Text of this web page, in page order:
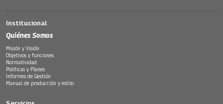
Institucional
Quiénes Somos
Misión y Visión
Objetivos y funciones
Normatividad
Políticas y Planes
Informes de Gestión
Manual de producción y estilo